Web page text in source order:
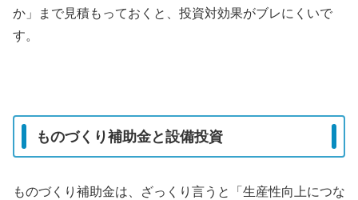
か」まで見積もっておくと、投資対効果がブレにくいで
す。
ものづくり補助金と設備投資
ものづくり補助金は、ざっくり言うと「生産性向上につな